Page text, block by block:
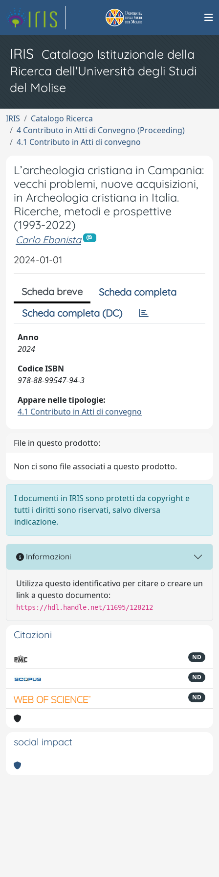
IRIS Catalogo Istituzionale della
Ricerca dell'Università degli Studi
del Molise
IRIS
Catalogo Ricerca
4 Contributo in Atti di Convegno (Proceeding)
4.1 Contributo in Atti di convegno
L’archeologia cristiana in Campania:
vecchi problemi, nuove acquisizioni,
in Archeologia cristiana in Italia.
Ricerche, metodi e prospettive
(1993-2022)
Carlo Ebanista
2024-01-01
Scheda breve
Scheda completa
Scheda completa (DC)
Anno
2024
Codice ISBN
978-88-99547-94-3
Appare nelle tipologie:
4.1 Contributo in Atti di convegno
File in questo prodotto:
Non ci sono file associati a questo prodotto.
I documenti in IRIS sono protetti da copyright e
tutti i diritti sono riservati, salvo diversa
indicazione.
Informazioni
Utilizza questo identificativo per citare o creare un
link a questo documento:
https://hdl.handle.net/11695/128212
Citazioni
ND
ND
ND
social impact